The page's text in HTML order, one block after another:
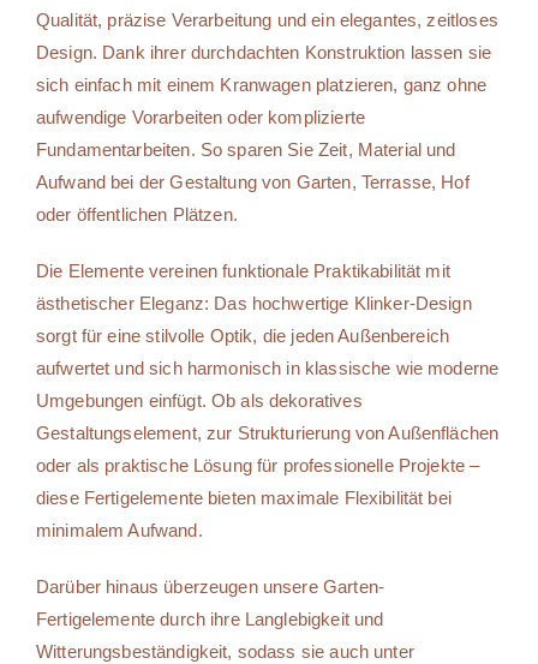
Qualität, präzise Verarbeitung und ein elegantes, zeitloses
Design. Dank ihrer durchdachten Konstruktion lassen sie
sich einfach mit einem Kranwagen platzieren, ganz ohne
aufwendige Vorarbeiten oder komplizierte
Fundamentarbeiten. So sparen Sie Zeit, Material und
Aufwand bei der Gestaltung von Garten, Terrasse, Hof
oder öffentlichen Plätzen.
Die Elemente vereinen funktionale Praktikabilität mit
ästhetischer Eleganz: Das hochwertige Klinker-Design
sorgt für eine stilvolle Optik, die jeden Außenbereich
aufwertet und sich harmonisch in klassische wie moderne
Umgebungen einfügt. Ob als dekoratives
Gestaltungselement, zur Strukturierung von Außenflächen
oder als praktische Lösung für professionelle Projekte –
diese Fertigelemente bieten maximale Flexibilität bei
minimalem Aufwand.
Darüber hinaus überzeugen unsere Garten-
Fertigelemente durch ihre Langlebigkeit und
Witterungsbeständigkeit, sodass sie auch unter